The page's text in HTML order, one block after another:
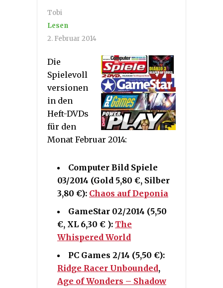
Tobi
Lesen
2. Februar 2014
Die
Spielevoll
versionen
in den
Heft-DVDs
für den
Monat Februar 2014:
Computer Bild Spiele
03/2014 (Gold 5,80 €, Silber
3,80 €): Chaos auf Deponia
GameStar 02/2014 (5,50
€, XL 6,30 € ): The
Whispered World
PC Games 2/14 (5,50 €):
Ridge Racer Unbounded,
Age of Wonders – Shadow